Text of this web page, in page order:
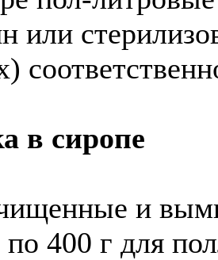
в сиропе
и
400 г для